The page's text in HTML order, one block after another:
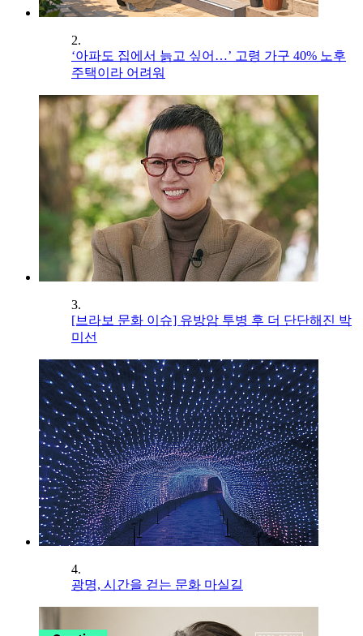
2.
‘아파도 집에서 늙고 싶어…’ 고령 가구 40% 노후
주택이라 어려워
3.
[브라보 문화 이슈] 유방암 투병 후 더 단단해진 박
미선
4.
광명, 시간을 걷는 문화 마실길